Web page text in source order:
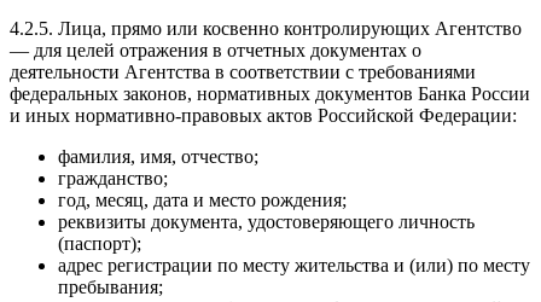
4.2.5. Лица, прямо или косвенно контролирующих Агентство
— для целей отражения в отчетных документах о
деятельности Агентства в соответствии с требованиями
федеральных законов, нормативных документов Банка России
и иных нормативно-правовых актов Российской Федерации:
фамилия, имя, отчество;
гражданство;
год, месяц, дата и место рождения;
реквизиты документа, удостоверяющего личность
(паспорт);
адрес регистрации по месту жительства и (или) по месту
пребывания;